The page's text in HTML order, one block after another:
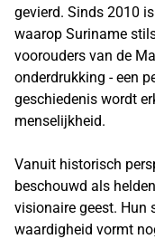
gevierd. Sinds 2010
waarop Suriname
voorouders van de
onderdrukking - een
geschiedenis wordt
menselijkheid.
Vanuit historisch
beschouwd als
visionaire geest. Hun
waardigheid vormt